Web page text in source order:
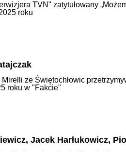
TVN" zatytułowany
roku
ze Świętochłowic
roku w "Fakcie"
Jacek Harłukowicz,